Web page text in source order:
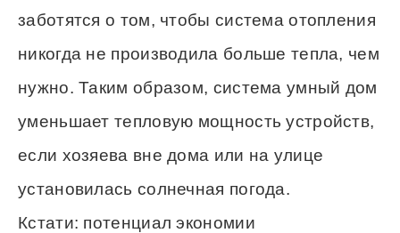
заботятся о том, чтобы система отопления
никогда не производила больше тепла, чем
нужно. Таким образом, система умный дом
уменьшает тепловую мощность устройств,
если хозяева вне дома или на улице
установилась солнечная погода.
Кстати: потенциал экономии